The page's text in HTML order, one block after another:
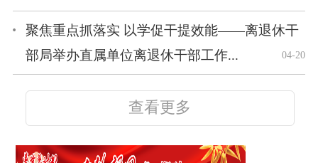
聚焦重点抓落实 以学促干提效能——离退休干
部局举办直属单位离退休干部工作...
04-20
查看更多